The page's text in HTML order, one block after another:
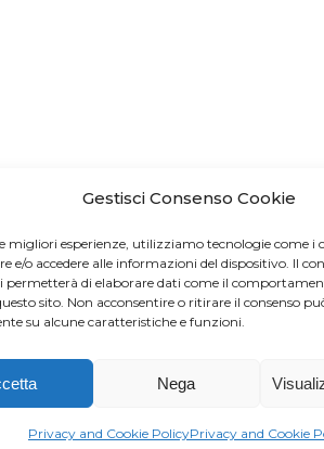
Gestisci Consenso Cookie
migliori esperienze, utilizziamo tecnologie come i
e/o accedere alle informazioni del dispositivo. Il
permetterà di elaborare dati come il
sito. Non acconsentire o ritirare il consenso
su alcune caratteristiche e funzioni.
Nega
Privacy and Cookie PolicyPrivacy and Cookie
(FI)
delle
2000) -